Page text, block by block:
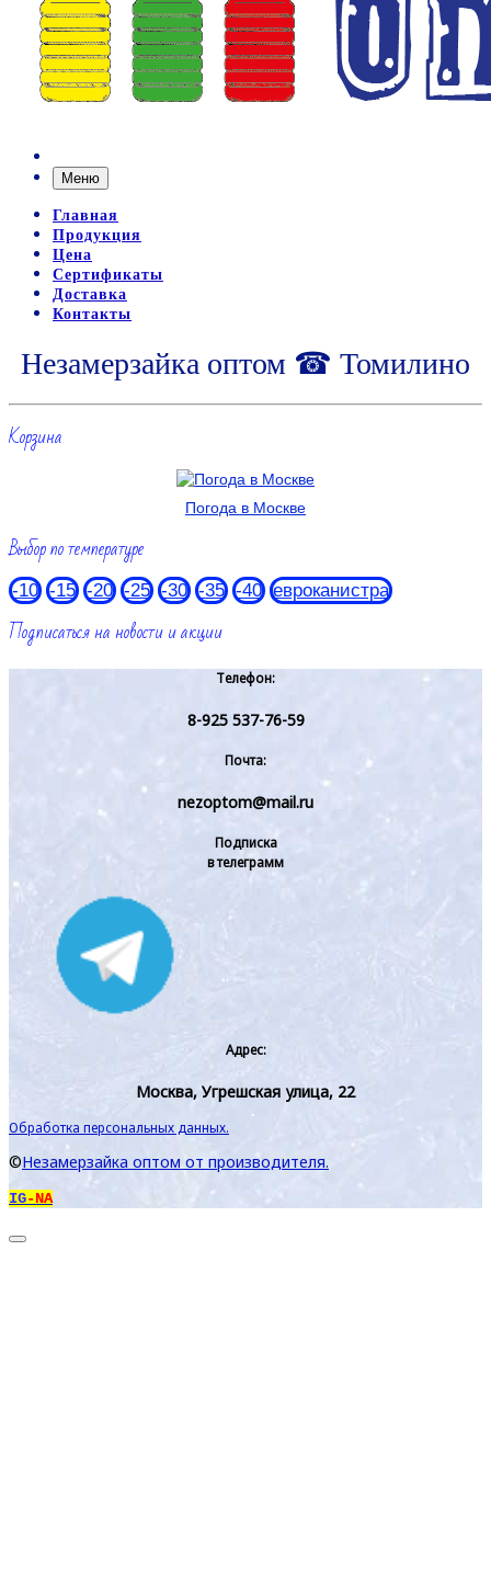
Меню
Главная
Продукция
Цена
Сертификаты
Доставка
Контакты
Незамерзайка оптом ☎ Томилино
Корзина
Погода в Москве
Выбор по температуре
-10 -15 -20 -25 -30 -35 -40 евроканистра
Подписаться на новости и акции
Телефон:
8-925 537-76-59
Почта:
nezoptom@mail.ru
Подписка
в телеграмм
Адрес:
Москва, Угрешская улица, 22
Обработка персональных данных.
©Незамерзайка оптом от производителя.
IG-NA